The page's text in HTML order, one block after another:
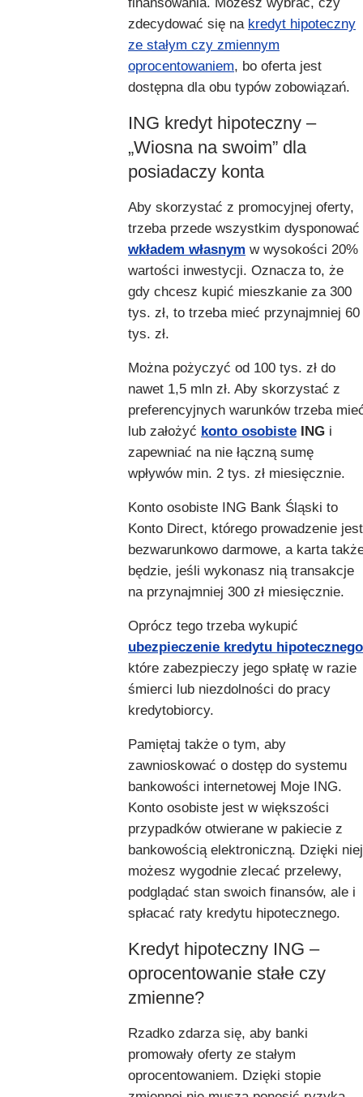
zdecydować się na kredyt hipoteczny
ze stałym czy zmiennym
oprocentowaniem, bo oferta jest
dostępna dla obu typów zobowiązań.
ING kredyt hipoteczny –
„Wiosna na swoim” dla
posiadaczy konta
Aby skorzystać z promocyjnej oferty,
trzeba przede wszystkim dysponować
wkładem własnym w wysokości 20%
wartości inwestycji. Oznacza to, że
gdy chcesz kupić mieszkanie za 300
tys. zł, to trzeba mieć przynajmniej 60
tys. zł.
Można pożyczyć od 100 tys. zł do
nawet 1,5 mln zł. Aby skorzystać z
preferencyjnych warunków trzeba
lub założyć konto osobiste ING i
zapewniać na nie łączną sumę
wpływów min. 2 tys. zł miesięcznie.
Konto osobiste ING Bank Śląski to
Konto Direct, którego prowadzenie jest
bezwarunkowo darmowe, a karta
będzie, jeśli wykonasz nią transakcje
na przynajmniej 300 zł miesięcznie.
Oprócz tego trzeba wykupić
ubezpieczenie kredytu hipotecznego
które zabezpieczy jego spłatę w razie
śmierci lub niezdolności do pracy
kredytobiorcy.
Pamiętaj także o tym, aby
zawnioskować o dostęp do systemu
bankowości internetowej Moje ING.
Konto osobiste jest w większości
przypadków otwierane w pakiecie z
bankowością elektroniczną. Dzięki niej
możesz wygodnie zlecać przelewy,
podglądać stan swoich finansów, ale i
spłacać raty kredytu hipotecznego.
Kredyt hipoteczny ING –
oprocentowanie stałe czy
zmienne?
Rzadko zdarza się, aby banki
promowały oferty ze stałym
oprocentowaniem. Dzięki stopie